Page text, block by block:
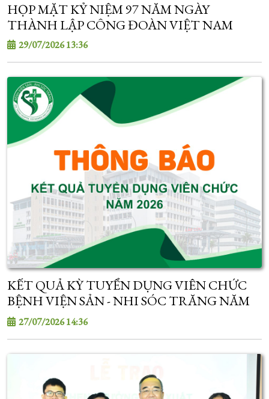
HỌP MẶT KỶ NIỆM 97 NĂM NGÀY
THÀNH LẬP CÔNG ĐOÀN VIỆT NAM
29/07/2026 13:36
KẾT QUẢ KỲ TUYỂN DỤNG VIÊN CHỨC
BỆNH VIỆN SẢN - NHI SÓC TRĂNG NĂM
2026
27/07/2026 14:36